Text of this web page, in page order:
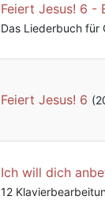
Feiert Jesus! 6 -
Das Liederbuch für
Feiert Jesus! 6
Ich will dich
12